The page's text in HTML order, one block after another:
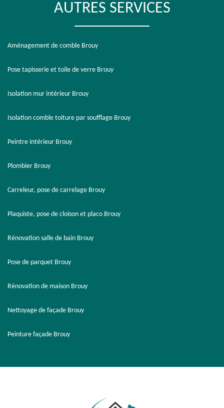
AUTRES SERVICES
Aménagement de comble Brouy
Pose tapisserie et toile de verre Brouy
Isolation mur intérieur Brouy
Isolation comble toiture par soufflage Brouy
Peintre intérieur Brouy
Plombier Brouy
Carreleur, pose de carrelage Brouy
Plaquiste, pose de cloison et placo Brouy
Rénovation salle de bain Brouy
Pose de parquet Brouy
Rénovation de maison Brouy
Nettoyage de façade Brouy
Peinture façade Brouy